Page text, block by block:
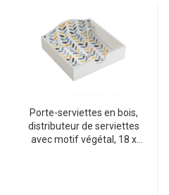
Porte-serviettes en bois,
distributeur de serviettes
avec motif végétal, 18 x